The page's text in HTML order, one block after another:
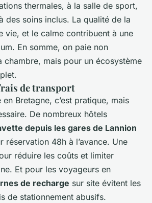
thermales, à la salle de sport,
des soins inclus. La qualité de la
vie, et le calme contribuent à une
En somme, on paie non
chambre, mais pour un écosystème
de transport
Bretagne, c’est pratique, mais
De nombreux hôtels
depuis les gares de Lannion
réservation 48h à l’avance. Une
réduire les coûts et limiter
Et pour les voyageurs en
de recharge sur site évitent les
de stationnement abusifs.